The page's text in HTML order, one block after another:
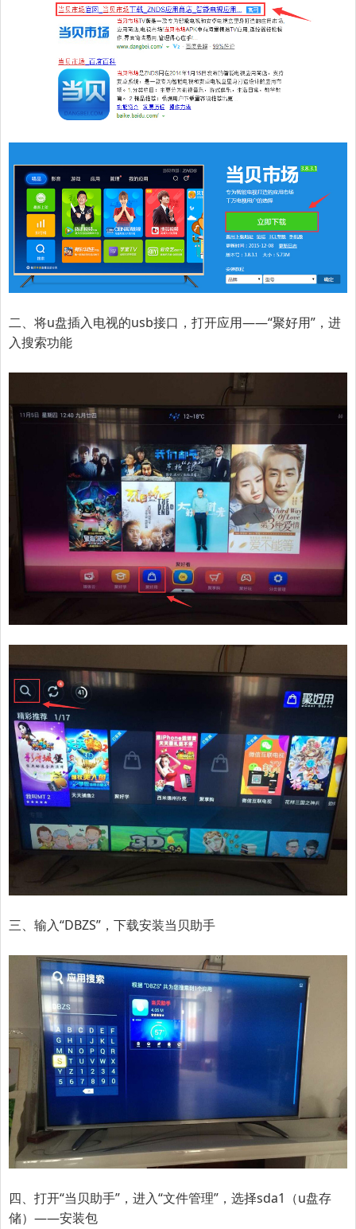
二、将u盘插入电视的usb接口，打开应用——“聚好用”，进
入搜索功能
三、输入“DBZS”，下载安装当贝助手
四、打开“当贝助手”，进入“文件管理”，选择sda1（u盘存
储）——安装包